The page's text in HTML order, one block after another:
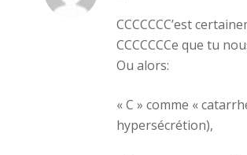
CCCCCCC’est
CCCCCCCe que tu
Ou alors:
« C » comme «
hypersécrétion),